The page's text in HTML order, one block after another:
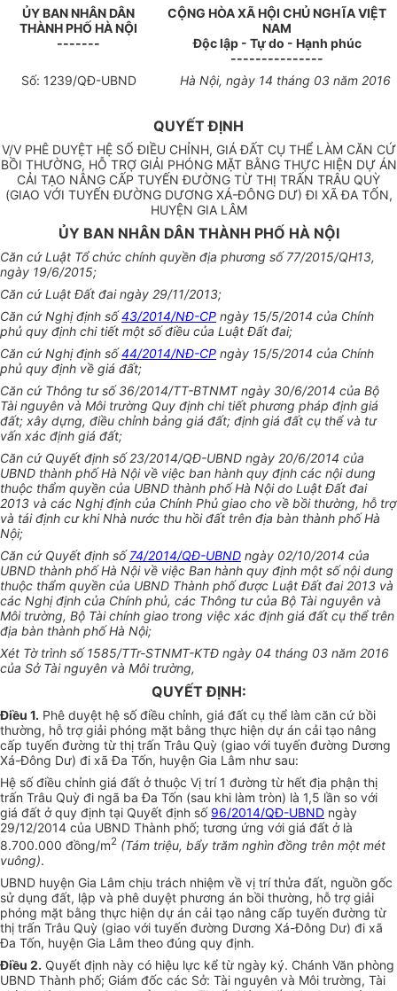
ỦY BAN NHÂN DÂN
THÀNH PHỐHÀNỘI
-------
CỘNG HÒA XÃ HỘI CHỦ NGHĨA VIỆT
NAM
Độc lập - Tự do - Hạnh phúc
---------------
Số: 1239/QĐ-UBND Hà Nội, ngày 14 tháng 03 năm 2016
QUYẾT ĐỊNH
V/V PHÊ DUYỆT HỆ SỐ ĐIỀU CHỈNH, GIÁ ĐẤT CỤ THỂ LÀM CĂN CỨ
BỒI THƯỜNG, HỖ TRỢ GIẢI PHÓNG MẶT BẰNG THỰC HIỆN DỰ ÁN
CẢI TẠO NÂNG CẤP TUYẾN ĐƯỜNG TỪ THỊ TRẤN TRÂU QUỲ
(GIAO VỚI TUYẾN ĐƯỜNG DƯƠNG XÁ-ĐÔNG DƯ) ĐI XÃ ĐA TỐN,
HUYỆN GIA LÂM
ỦY BAN NHÂN DÂN THÀNH PHỐ HÀ NỘI
Căn cứ Luật Tổ chức chính quyền địa phương số 77/2015/QH13,
ngày 19/6/2015;
Căn cứ Luật Đất đai ngày 29/11/2013;
Căn cứ Nghị định số43/2014/NĐ-CP ngày 15/5/2014 của Chính
phủ quy định chi tiết một số điều của Luật Đất đai;
Căn cứ Nghị định số44/2014/NĐ-CP ngày 15/5/2014 của Chính
phủ quy định về giá đất;
Căn cứ Thông tư số 36/2014/TT-BTNMT ngày 30/6/2014 của Bộ
Tài nguyên và Môi trường Quy định chi tiết phương pháp định giá
đất; xây dựng, điều chỉnh bảng giá đất; định giá đất cụ thể và tư
vấn xác định giá đất;
Căn cứ Quyết định số 23/2014/QĐ-UBND ngày 20/6/2014 của
UBND thành phố Hà Nội về việc ban hành quy định các nội dung
thuộc thẩm quyền của UBND thành phố Hà Nội do Luật Đất đai
2013 và các Nghị định của Chính Phủ giao cho về bồi thường, hỗ trợ
và tái định cư khi Nhà nước thu hồi đất trên địa bàn thành phố Hà
Nội;
Căn cứ Quyết định số74/2014/QĐ-UBND ngày 02/10/2014 của
UBND thành phố Hà Nội về việc Ban hành quy định một số nội dung
thuộc thẩm quyền của UBND Thành phố được Luật Đất đai 2013 và
các Nghị định của Chính phủ, các Thông tư của Bộ Tài nguyên và
Môi trường, Bộ Tài chính giao trong việc xác định giá đất cụ thể trên
địa bàn thành phố Hà Nội;
Xét Tờ trình số1585/TTr-STNMT-KTĐ ngày 04 tháng 03 năm 2016
của Sở Tài nguyên và Môi trường,
QUYẾT ĐỊNH:
Điều 1. Phê duyệt hệ số điều chỉnh, giá đất cụ thể làm căn cứ bồi
thường, hỗ trợ giải phóng mặt bằng thực hiện dự án cải tạo nâng
cấp tuyến đường từ thị trấn Trâu Quỳ (giao với tuyến đường Dương
Xá-Đông Dư) đi xã Đa Tốn, huyện Gia Lâm như sau:
Hệ số điều chỉnh giá đất ở thuộc Vị trí 1 đường từ hết địa phận thị
trấn Trâu Quỳ đi ngã ba Đa Tốn (sau khi làm tròn) là 1,5 lần so với
giá đất ở quy định tại Quyết định số 96/2014/QĐ-UBND ngày
29/12/2014 của UBND Thành phố; tương ứng với giá đất ở là
8.700.000 đồng/m2 (Tám triệu, bẩy trăm nghìn đồng trên một mét
vuông).
UBND huyện Gia Lâm chịu trách nhiệm về vị trí thửa đất, nguồn gốc
sử dụng đất, lập và phê duyệt phương án bồi thường, hỗ trợ giải
phóng mặt bằng thực hiện dự án cải tạo nâng cấp tuyến đường từ
thị trấn Trâu Quỳ (giao với tuyến đường Dương Xá-Đông Dư) đi xã
Đa Tốn, huyện Gia Lâm theo đúng quy định.
Điều 2. Quyết định này có hiệu lực kể từ ngày ký. Chánh Văn phòng
UBND Thành phố; Giám đốc các Sở: Tài nguyên và Môi trường, Tài